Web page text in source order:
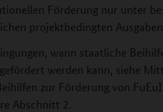
Förderung nur unter
projektbedingten
wann staatliche
werden kann, siehe
zur Förderung von FuEuI
Abschnitt 2.